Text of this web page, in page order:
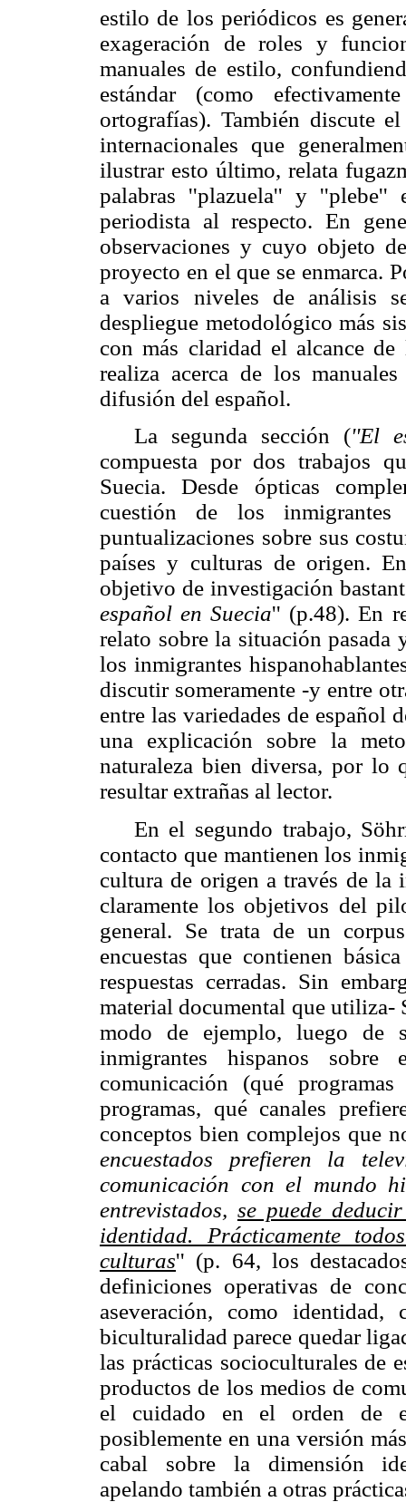
estilo de los periódicos es
exageración de roles y
manuales de estilo,
estándar (como
ortografías). También discute
internacionales que
ilustrar esto último, relata
palabras ''plazuela'' y
periodista al respecto. En
observaciones y cuyo objeto
proyecto en el que se enmarca.
a varios niveles de análisis
despliegue metodológico más
con más claridad el alcance de
realiza acerca de los
difusión del español.
La segunda sección (''El
compuesta por dos trabajos
Suecia. Desde ópticas
cuestión de los inmigrantes
puntualizaciones sobre sus
países y culturas de origen.
objetivo de investigación
español en Suecia'' (p.48). En
relato sobre la situación pasada
los inmigrantes
discutir someramente -y entre
entre las variedades de español
una explicación sobre la
naturaleza bien diversa, por lo
resultar extrañas al lector.
En el segundo trabajo,
contacto que mantienen los
cultura de origen a través de
claramente los objetivos del
general. Se trata de un
encuestas que contienen
respuestas cerradas. Sin
material documental que utiliza-
modo de ejemplo, luego de
inmigrantes hispanos
comunicación (qué
programas, qué canales
conceptos bien complejos que
encuestados prefieren la
comunicación con el mundo
entrevistados, se puede
identidad. Prácticamente
culturas'' (p. 64, los
definiciones operativas de
aseveración, como
biculturalidad parece quedar
las prácticas socioculturales de
productos de los medios de
el cuidado en el orden de
posiblemente en una versión
cabal sobre la dimensión
apelando también a otras